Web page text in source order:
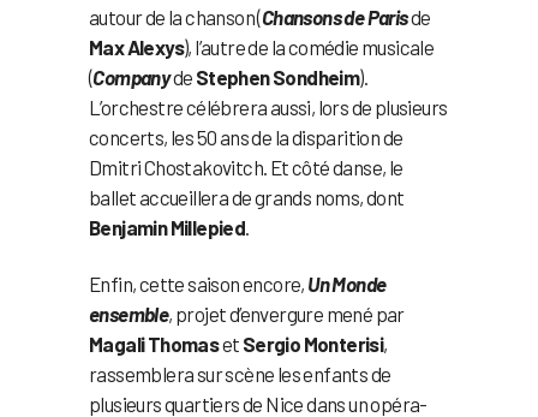
autour de la chanson (Chansons de Parisde
Max Alexys), l’autre de la comédie musicale
(Companyde Stephen Sondheim).
L’orchestre célébrera aussi, lors de plusieurs
concerts, les 50 ans de la disparition de
Dmitri Chostakovitch. Et côté danse, le
ballet accueillera de grands noms, dont
Benjamin Millepied
Enfin, cette saison encore, Un Monde
ensemble, projet d’envergure mené par
Magali Thomaset Sergio Monterisi,
rassemblera sur scène les enfants de
plusieurs quartiers de Nice dans un opéra-